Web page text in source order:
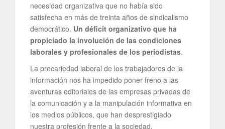
necesidad organizativa que no había sido
satisfecha en más de treinta años de sindicalismo
democrático. Un déficit organizativo que ha
propiciado la involución de las condiciones
laborales y profesionales de los periodistas.
La precariedad laboral de los trabajadores de la
información nos ha impedido poner freno a las
aventuras editoriales de las empresas privadas de
la comunicación y a la manipulación informativa en
los medios públicos, que han desprestigiado
nuestra profesión frente a la sociedad.